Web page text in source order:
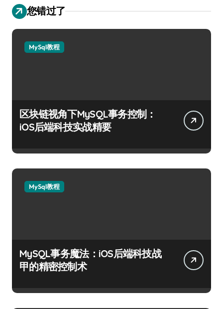
您错过了
MySql教程
区块链视角下MySQL事务控制：
iOS后端科技实战精要
MySql教程
MySQL事务魔法：iOS后端科技战
甲的精密控制术